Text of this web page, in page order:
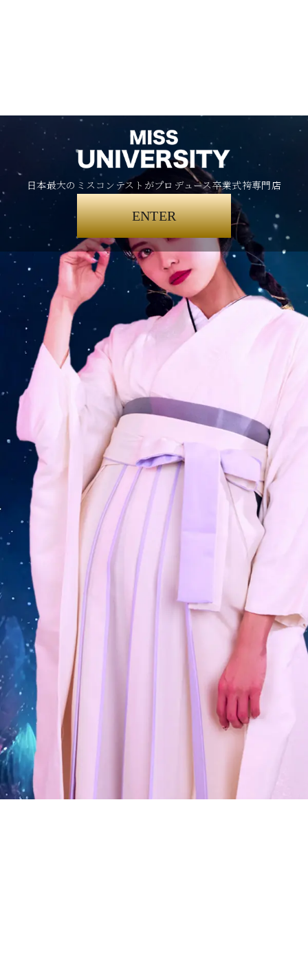
日本最大のミスコンテストがプロデュース卒業式袴専門店
ENTER